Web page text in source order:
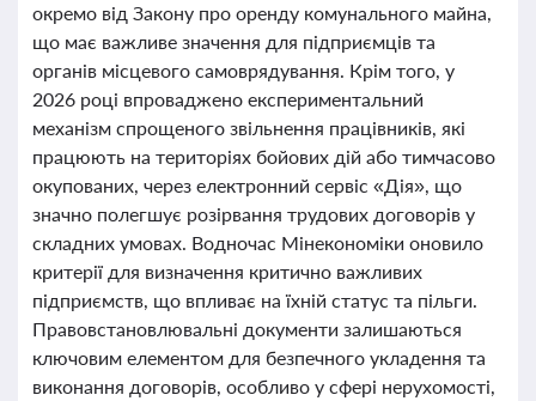
окремо від Закону про оренду комунального майна,
що має важливе значення для підприємців та
органів місцевого самоврядування. Крім того, у
2026 році впроваджено експериментальний
механізм спрощеного звільнення працівників, які
працюють на територіях бойових дій або тимчасово
окупованих, через електронний сервіс «Дія», що
значно полегшує розірвання трудових договорів у
складних умовах. Водночас Мінекономіки оновило
критерії для визначення критично важливих
підприємств, що впливає на їхній статус та пільги.
Правовстановлювальні документи залишаються
ключовим елементом для безпечного укладення та
виконання договорів, особливо у сфері нерухомості,